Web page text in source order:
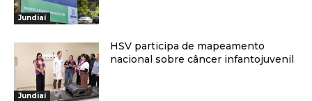
Jundiaí
Jundiaí
HSV participa de mapeamento
nacional sobre câncer infantojuvenil